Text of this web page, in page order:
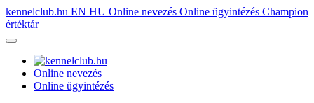
kennelclub.hu EN HU Online nevezés Online ügyintézés Champion
értéktár
Online nevezés
Online ügyintézés